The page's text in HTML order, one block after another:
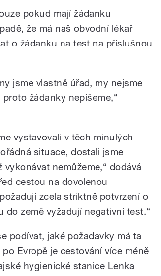
pokud mají žádanku
že má náš obvodní lékař
o žádanku na test na příslušnou
jsme vlastně úřad, my nejsme
žádanky nepíšeme,“
vystavovali v těch minulých
situace, dostali jsme
nemůžeme,“ dodává
cestou na dovolenou
zcela striktně potvrzení o
země vyžadují negativní test.“
podívat, jaké požadavky má ta
Evropě je cestování více méně
hygienické stanice Lenka